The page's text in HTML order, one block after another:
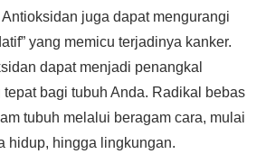
juga dapat mengurangi
yang memicu terjadinya kanker.
dapat menjadi penangkal
bagi tubuh Anda. Radikal bebas
tubuh melalui beragam cara, mulai
hidup, hingga lingkungan.